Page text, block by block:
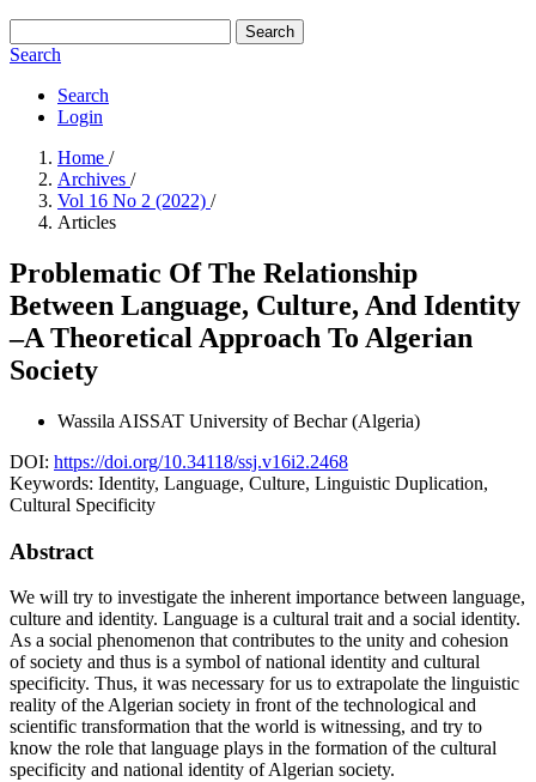
Search
Search
Search
Login
Home /
Archives /
Vol 16 No 2 (2022) /
Articles
Problematic Of The Relationship
Between Language, Culture, And Identity
–A Theoretical Approach To Algerian
Society
Wassila AISSAT University of Bechar (Algeria)
DOI: https://doi.org/10.34118/ssj.v16i2.2468
Keywords: Identity, Language, Culture, Linguistic Duplication,
Cultural Specificity
Abstract
We will try to investigate the inherent importance between language,
culture and identity. Language is a cultural trait and a social identity.
As a social phenomenon that contributes to the unity and cohesion
of society and thus is a symbol of national identity and cultural
specificity. Thus, it was necessary for us to extrapolate the linguistic
reality of the Algerian society in front of the technological and
scientific transformation that the world is witnessing, and try to
know the role that language plays in the formation of the cultural
specificity and national identity of Algerian society.